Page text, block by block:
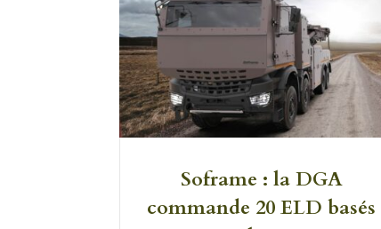
Soframe : la DGA
commande 20 ELD basés